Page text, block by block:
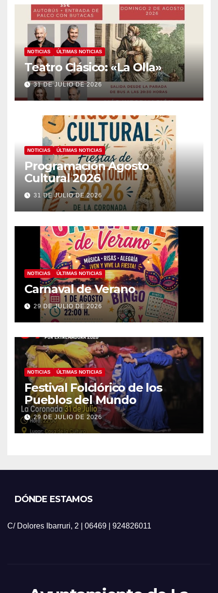
NOTICIAS ÚLTIMAS NOTICIAS
Teatro Clásico: «La Olla»
31 DE JULIO DE 2026
NOTICIAS ÚLTIMAS NOTICIAS
Programación Agosto
Cultural 2026
31 DE JULIO DE 2026
NOTICIAS ÚLTIMAS NOTICIAS
Carnaval de Verano
29 DE JULIO DE 2026
NOTICIAS ÚLTIMAS NOTICIAS
Festival Folclórico de los
Pueblos del Mundo
29 DE JULIO DE 2026
DÓNDE ESTAMOS
C/ Dolores Ibarruri, 2 | 06469 | 924826011